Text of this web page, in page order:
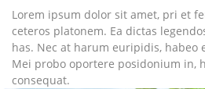
Lorem ipsum dolor sit amet, pri et
ceteros platonem. Ea dictas
has. Nec at harum euripidis, habeo
Mei probo oportere posidonium in,
consequat.